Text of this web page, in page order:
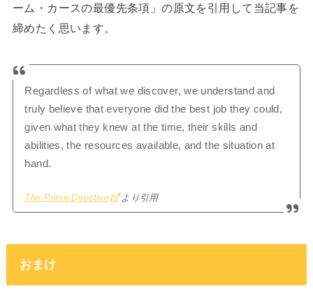
ーム・カースの最優先条項」の原文を引用して当記事を
締めたく思います。
Regardless of what we discover, we understand and
truly believe that everyone did the best job they could,
given what they knew at the time, their skills and
abilities, the resources available, and the situation at
hand.
The Prime Directive より引用
おまけ